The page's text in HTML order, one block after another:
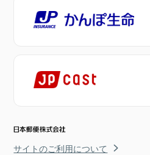
サイトのご利用について